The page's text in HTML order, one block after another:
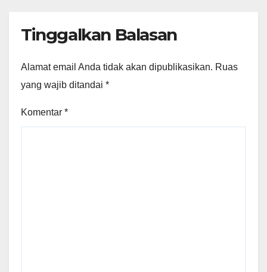
Tinggalkan Balasan
Alamat email Anda tidak akan dipublikasikan. Ruas
yang wajib ditandai *
Komentar *